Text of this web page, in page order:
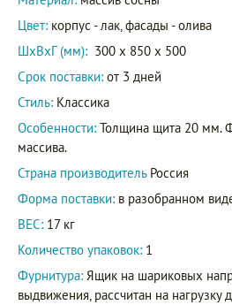
Цвет: корпус - лак, фасады - олива
ШxВxГ (мм): 300 x 850 x 500
Срок поставки: от 3 дней
Стиль: Классика
Особенности: Толщина щита 20 мм.
массива.
Страна производитель Россия
Форма поставки: в разобранном
ВЕС: 17 кг
Количество упаковок: 1
Фурнитура: Ящик на шариковых
выдвижения, рассчитан на нагрузку